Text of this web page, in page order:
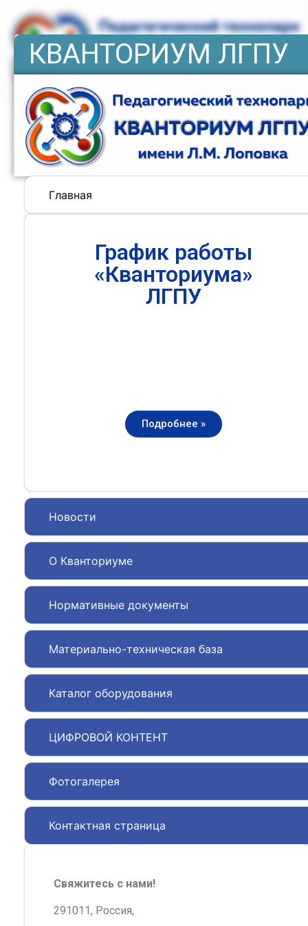
КВАНТОРИУМ ЛГПУ
Главная
Новости
О Кванториуме
Нормативные документы
Материально-техническая база
Каталог оборудования
ЦИФРОВОЙ КОНТЕНТ
Фотогалерея
Контактная страница
График работы
«Кванториума»
ЛГПУ
Подробнее »
Свяжитесь с нами!
291011, Россия,